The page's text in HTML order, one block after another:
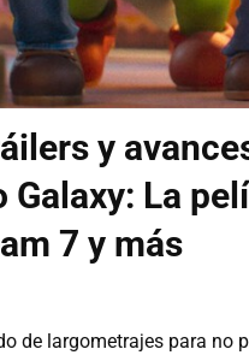
y
Galaxy: La
7 y más
de largometrajes para no